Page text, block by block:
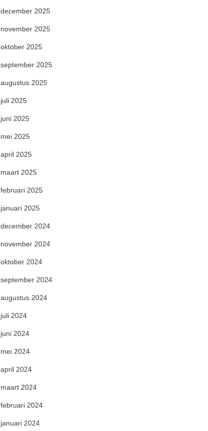
december 2025
november 2025
oktober 2025
september 2025
augustus 2025
juli 2025
juni 2025
mei 2025
april 2025
maart 2025
februari 2025
januari 2025
december 2024
november 2024
oktober 2024
september 2024
augustus 2024
juli 2024
juni 2024
mei 2024
april 2024
maart 2024
februari 2024
januari 2024